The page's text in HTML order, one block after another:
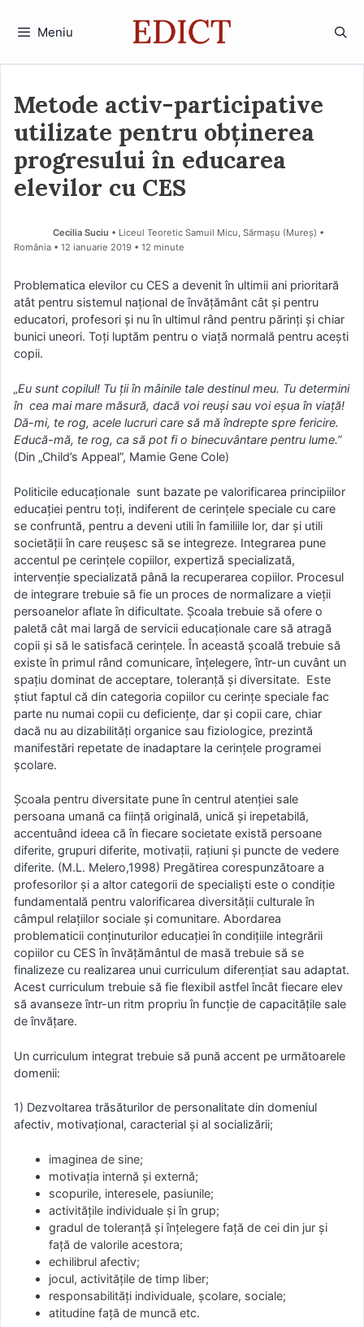
Meniu
Metode activ-participative
utilizate pentru obținerea
progresului în educarea
elevilor cu CES
Cecilia Suciu • Liceul Teoretic Samuil Micu, Sărmașu (Mureş) •
România
12 ianuarie 2019 • 12 minute
Problematica elevilor cu CES a devenit în ultimii ani prioritară
atât pentru sistemul național de învățământ cât și pentru
educatori, profesori și nu în ultimul rând pentru părinți și chiar
bunici uneori. Toți luptăm pentru o viață normală pentru acești
copii.
„Eu sunt copilul! Tu ţii în mâinile tale destinul meu. Tu determini
în cea mai mare măsură, dacă voi reuşi sau voi eşua în viaţă!
Dă-mi, te rog, acele lucruri care să mă îndrepte spre fericire.
Educă-mă, te rog, ca să pot fi o binecuvântare pentru lume.”
(Din „Child’s Appeal”, Mamie Gene Cole)
Politicile educaționale sunt bazate pe valorificarea principiilor
educației pentru toți, indiferent de cerințele speciale cu care
se confruntă, pentru a deveni utili în familiile lor, dar și utili
societății în care reușesc să se integreze. Integrarea pune
accentul pe cerințele copiilor, expertiză specializată,
intervenție specializată până la recuperarea copiilor. Procesul
de integrare trebuie să fie un proces de normalizare a vieții
persoanelor aflate în dificultate. Școala trebuie să ofere o
paletă cât mai largă de servicii educaționale care să atragă
copii și să le satisfacă cerințele. În această școală trebuie să
existe în primul rând comunicare, înțelegere, într-un cuvânt un
spațiu dominat de acceptare, toleranță și diversitate. Este
știut faptul că din categoria copiilor cu cerințe speciale fac
parte nu numai copii cu deficiențe, dar și copii care, chiar
dacă nu au dizabilități organice sau fiziologice, prezintă
manifestări repetate de inadaptare la cerințele programei
școlare.
Școala pentru diversitate pune în centrul atenției sale
persoana umană ca ființă originală, unică și irepetabilă,
accentuând ideea că în fiecare societate există persoane
diferite, grupuri diferite, motivații, rațiuni și puncte de vedere
diferite. (M.L. Melero,1998) Pregătirea corespunzătoare a
profesorilor și a altor categorii de specialiști este o condiție
fundamentală pentru valorificarea diversității culturale în
câmpul relațiilor sociale și comunitare. Abordarea
problematicii conținuturilor educației în condițiile integrării
copiilor cu CES în învățământul de masă trebuie să se
finalizeze cu realizarea unui curriculum diferențiat sau adaptat.
Acest curriculum trebuie să fie flexibil astfel încât fiecare elev
să avanseze într-un ritm propriu în funcție de capacitățile sale
de învățare.
Un curriculum integrat trebuie să pună accent pe următoarele
domenii:
1) Dezvoltarea trăsăturilor de personalitate din domeniul
afectiv, motivațional, caracterial și al socializării;
imaginea de sine;
motivația internă și externă;
scopurile, interesele, pasiunile;
activitățile individuale și în grup;
gradul de toleranță și înțelegere față de cei din jur și
față de valorile acestora;
echilibrul afectiv;
jocul, activitățile de timp liber;
responsabilități individuale, școlare, sociale;
atitudine față de muncă etc.